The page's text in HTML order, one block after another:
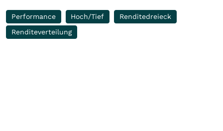
Performance Hoch/Tief
Renditedreieck
Renditeverteilung